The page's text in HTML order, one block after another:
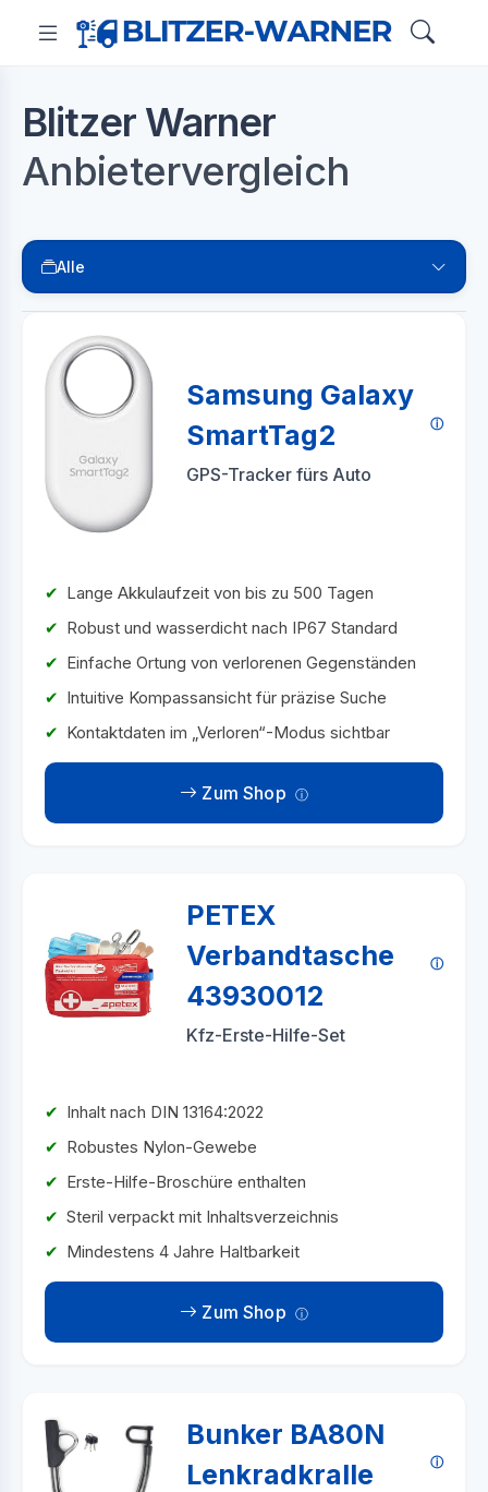
Blitzer Warner
Anbietervergleich
Alle
Samsung Galaxy
SmartTag2
GPS-Tracker fürs Auto
Lange Akkulaufzeit von bis zu 500 Tagen
Robust und wasserdicht nach IP67 Standard
Einfache Ortung von verlorenen Gegenständen
Intuitive Kompassansicht für präzise Suche
Kontaktdaten im „Verloren“-Modus sichtbar
Zum Shop
PETEX
Verbandtasche
43930012
Kfz-Erste-Hilfe-Set
Inhalt nach DIN 13164:2022
Robustes Nylon-Gewebe
Erste-Hilfe-Broschüre enthalten
Steril verpackt mit Inhaltsverzeichnis
Mindestens 4 Jahre Haltbarkeit
Zum Shop
Bunker BA80N
Lenkradkralle